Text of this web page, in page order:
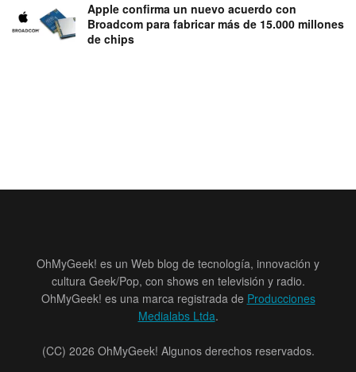
Apple confirma un nuevo acuerdo con
Broadcom para fabricar más de 15.000 millones
de chips
OhMyGeek! es un Web blog de tecnología, innovación y
cultura Geek/Pop, con shows en televisión y radio.
OhMyGeek! es una marca registrada de Producciones
Medialabs Ltda.
(CC) 2026 OhMyGeek! Algunos derechos reservados.